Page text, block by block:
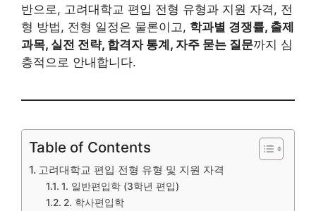
반으로, 고려대학교 편입 전형 유형과 지원 자격, 전
형 방법, 전형 일정은 물론이고, 학과별 경쟁률, 출제
과목, 실전 전략, 합격자 통계, 자주 묻는 질문까지 심
층적으로 안내합니다.
Table of Contents
고려대학교 편입 전형 유형 및 지원 자격
1. 일반편입학 (3학년 편입)
2. 학사편입학